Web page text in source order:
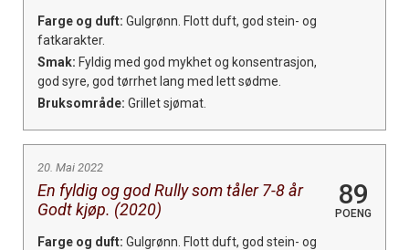
Farge og duft: Gulgrønn. Flott duft, god stein- og
fatkarakter.
Smak: Fyldig med god mykhet og konsentrasjon,
god syre, god tørrhet lang med lett sødme.
Bruksområde: Grillet sjømat.
20. Mai 2022
En fyldig og god Rully som tåler 7-8 år
Godt kjøp. (2020)
89
POENG
Farge og duft: Gulgrønn. Flott duft, god stein- og